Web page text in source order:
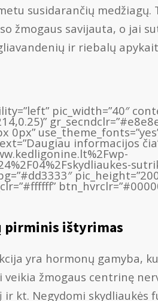
susidarančių
žmogaus savijauta, o jai
ir riebalų
pic_width=”40″
informacijos
pirminis ištyrimas
yra hormonų gamyba,
veikia žmogaus centrinę
kt. Negydomi